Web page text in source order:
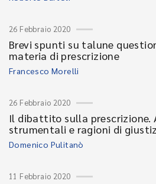
26 Febbraio 2020
Brevi spunti su talune
materia di prescrizione
Francesco Morelli
26 Febbraio 2020
Il dibattito sulla prescrizione.
strumentali e ragioni di
Domenico Pulitanò
11 Febbraio 2020